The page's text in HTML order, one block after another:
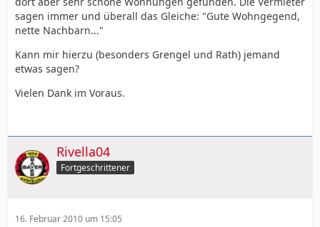
sagen immer und überall das Gleiche: "Gute Wohngegend,
nette Nachbarn..."
Kann mir hierzu (besonders Grengel und Rath) jemand
etwas sagen?
Vielen Dank im Voraus.
Rivella04
Fortgeschrittener
16. Februar 2010 um 15:05